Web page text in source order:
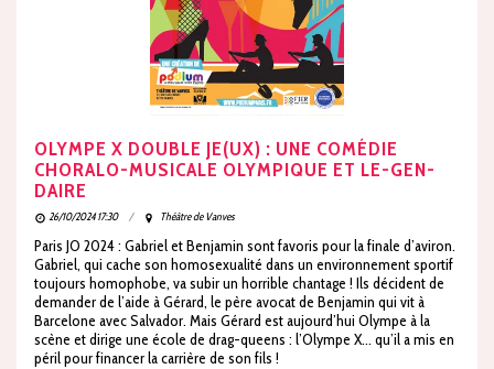
OLYMPE X DOUBLE JE(UX) : UNE COMÉDIE
CHORALO-MUSICALE OLYMPIQUE ET LE-GEN-
DAIRE
26/10/2024 17:30 Théâtre de Vanves
Paris JO 2024 : Gabriel et Benjamin sont favoris pour la finale d’aviron.
Gabriel, qui cache son homosexualité dans un environnement sportif
toujours homophobe, va subir un horrible chantage ! Ils décident de
demander de l’aide à Gérard, le père avocat de Benjamin qui vit à
Barcelone avec Salvador. Mais Gérard est aujourd’hui Olympe à la
scène et dirige une école de drag-queens : l’Olympe X… qu’il a mis en
péril pour financer la carrière de son fils !